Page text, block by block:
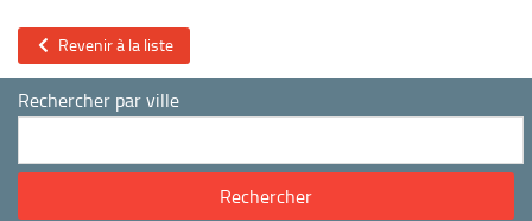
Revenir à la liste
Rechercher par ville